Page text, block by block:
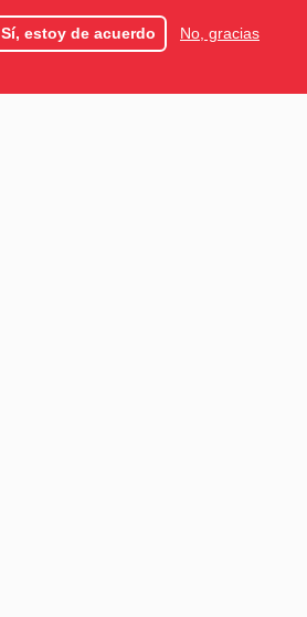
Sí, estoy de acuerdo No, gracias
ES
FR